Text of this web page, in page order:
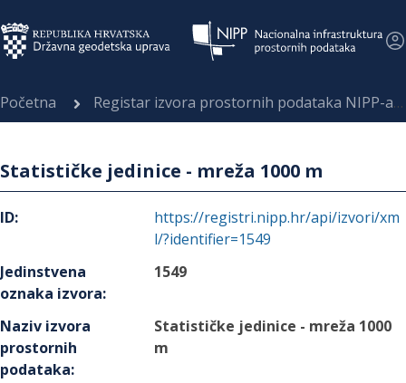
Početna Registar izvora prostornih podataka NIPP-a
Statističke jedinice - mreža 1000 m
ID:
https://registri.nipp.hr/api/izvori/xm
l/?identifier=1549
Jedinstvena
oznaka izvora:
1549
Naziv izvora
prostornih
podataka:
Statističke jedinice - mreža 1000
m